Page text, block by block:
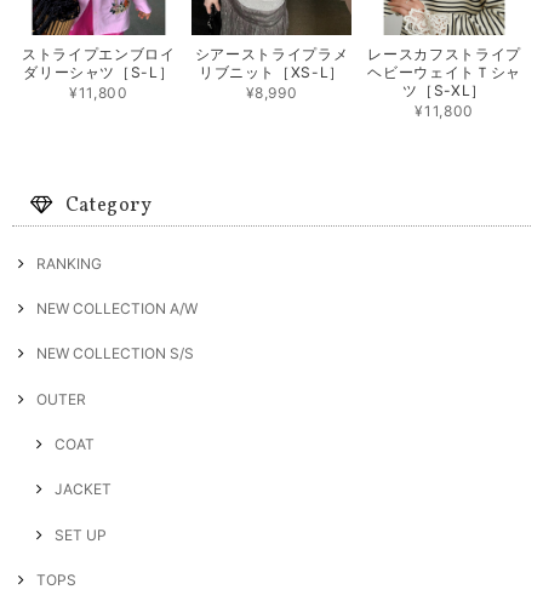
ストライプエンブロイ
ダリーシャツ［S-L］
¥11,800
シアーストライプラメ
リブニット［XS-L］
¥8,990
レースカフストライプ
ヘビーウェイトＴシャ
ツ［S-XL］
¥11,800
Category
RANKING
NEW COLLECTION A/W
NEW COLLECTION S/S
OUTER
COAT
JACKET
SET UP
TOPS